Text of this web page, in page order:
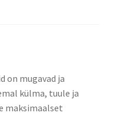
on mugavad ja
külma, tuule ja
maksimaalset